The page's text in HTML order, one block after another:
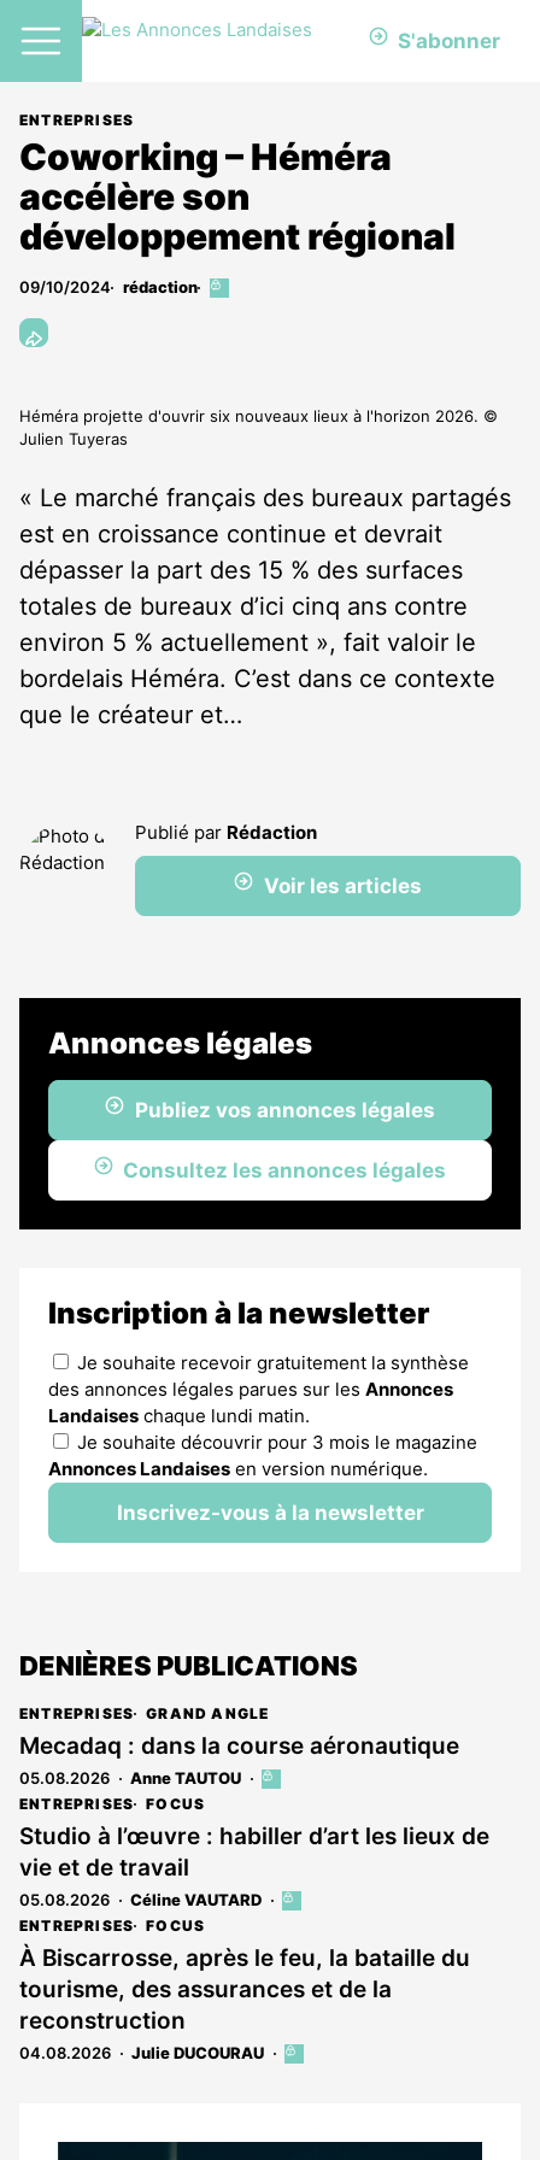
S'abonner
ENTREPRISES
Coworking – Héméra
accélère son
développement régional
09/10/2024 rédaction
Cet
Héméra projette d'ouvrir six nouveaux lieux à l'horizon 2026. ©
Julien Tuyeras
« Le marché français des bureaux partagés
est en croissance continue et devrait
dépasser la part des 15 % des surfaces
totales de bureaux d’ici cinq ans contre
environ 5 % actuellement », fait valoir le
bordelais Héméra. C’est dans ce contexte
que le créateur et…
Publié par Rédaction
Voir les articles
Annonces légales
Publiez vos annonces légales
Consultez les annonces légales
Inscription à la newsletter
Je souhaite recevoir gratuitement la synthèse
des annonces légales parues sur les Annonces
Landaises chaque lundi matin.
Je souhaite découvrir pour 3 mois le magazine
Annonces Landaises en version numérique.
Inscrivez-vous à la newsletter
DENIÈRES PUBLICATIONS
ENTREPRISES GRAND ANGLE
Mecadaq : dans la course aéronautique
05.08.2026 Anne TAUTOU
Cet
est
réservé
abonnés
ENTREPRISES FOCUS
Studio à l’œuvre : habiller d’art les lieux de
vie et de travail
05.08.2026 Céline VAUTARD
Cet
est
réservé
aux
ENTREPRISES FOCUS
À Biscarrosse, après le feu, la bataille du
tourisme, des assurances et de la
reconstruction
04.08.2026 Julie DUCOURAU
Cet
aux